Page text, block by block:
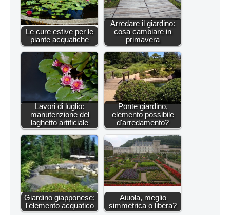
Le cure estive per le
piante acquatiche
Arredare il giardino:
cosa cambiare in
primavera
Lavori di luglio:
manutenzione del
laghetto artificiale
Ponte giardino,
elemento possibile
d'arredamento?
Giardino giapponese:
l'elemento acquatico
Aiuola, meglio
simmetrica o libera?